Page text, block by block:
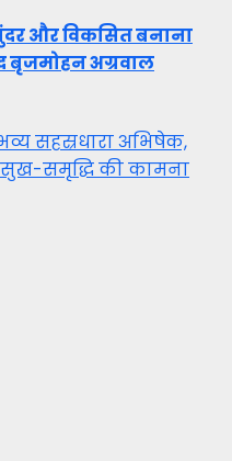
और विकसित बनाना
बृजमोहन अग्रवाल
सहस्रधारा अभिषेक,
सुख-समृद्धि की कामना